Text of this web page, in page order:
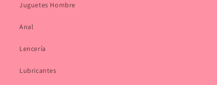
Juguetes Hombre
Anal
Lencería
Lubricantes